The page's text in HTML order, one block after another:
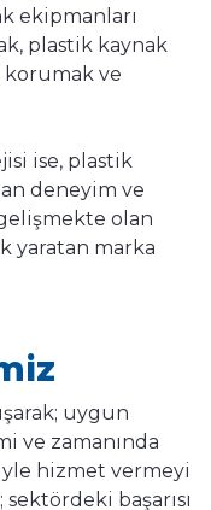
ekipmanları
plastik kaynak
ve
ise, plastik
deneyim ve
olan
yaratan marka
uygun
ve zamanında
hizmet vermeyi
başarısı